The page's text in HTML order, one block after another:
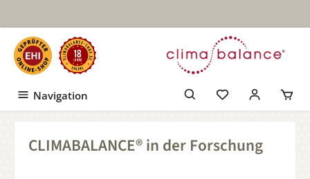
Navigation
CLIMABALANCE® in der Forschung